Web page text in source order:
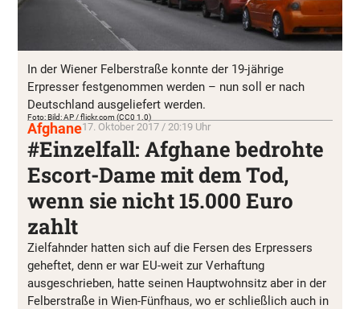
In der Wiener Felberstraße konnte der 19-jährige
Erpresser festgenommen werden – nun soll er nach
Deutschland ausgeliefert werden.
Foto: Bild: AP / flickr.com (CC0 1.0)
Afghane17. Oktober 2017 / 20:19 Uhr
#Einzelfall: Afghane bedrohte
Escort-Dame mit dem Tod,
wenn sie nicht 15.000 Euro
zahlt
Zielfahnder hatten sich auf die Fersen des Erpressers
geheftet, denn er war EU-weit zur Verhaftung
ausgeschrieben, hatte seinen Hauptwohnsitz aber in der
Felberstraße in Wien-Fünfhaus, wo er schließlich auch in